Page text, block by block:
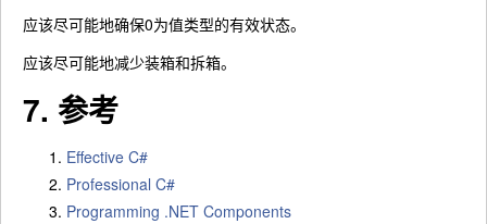
应该尽可能地确保0为值类型的有效状态。
应该尽可能地减少装箱和拆箱。
7. 参考
Effective C#
Professional C#
Programming .NET Components